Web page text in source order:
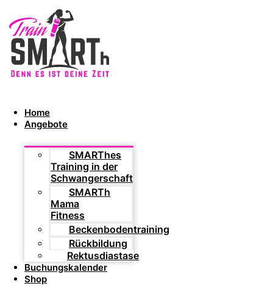
Home
Angebote
SMARThes
Training in der
Schwangerschaft
SMARTh
Mama
Fitness
Beckenbodentraining
Rückbildung
Rektusdiastase
Buchungskalender
Shop